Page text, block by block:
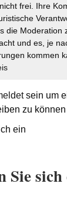
frei. Ihre
die Moderation
und es, je
kommen
sein um
zu können
ein
Sie